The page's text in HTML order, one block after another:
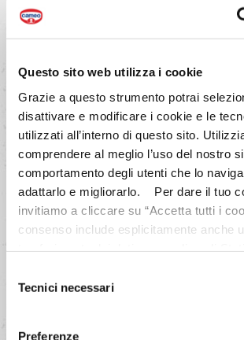
Questo sito web utilizza i cookie
Grazie a questo strumento potrai
disattivare e modificare i cookie e le
utilizzati all’interno di questo sito.
comprendere al meglio l’uso del nostro
comportamento degli utenti che lo
adattarlo e migliorarlo. Per dare il tuo
invitiamo a cliccare su “Accetta tutti i
consenso include esplicitamente anche
anche sul trasferimento dei dati a
partner negli Stati Uniti consultare la
delTecnici necessari
Preferenze
Con matterello stendi
sul piano del tavolo
AVANTI
4/7
Ritaglia dei biscotti
disponili, non troppo vicini,
Rimpasta i ritagli e ripeti